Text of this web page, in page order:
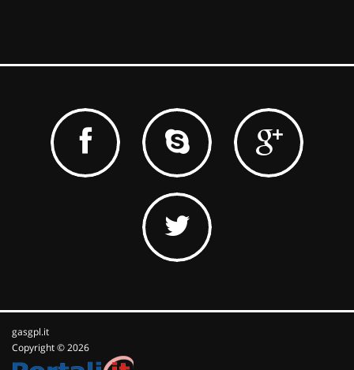
gasgpl.it
Copyright © 2026